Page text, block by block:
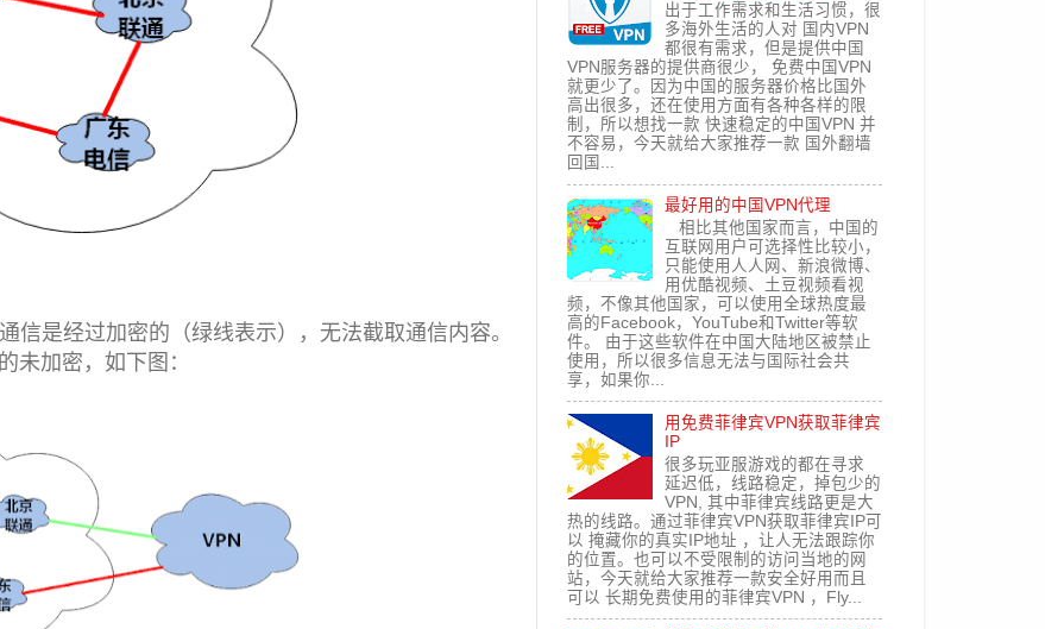
信是经过加密的（绿线表示），无法截取通信内容。
未加密，如下图：
出于工作需求和生活习惯，很
多海外生活的人对 国内VPN
都很有需求，但是提供中国
VPN服务器的提供商很少， 免费中国VPN
就更少了。因为中国的服务器价格比国外
高出很多，还在使用方面有各种各样的限
制，所以想找一款 快速稳定的中国VPN 并
不容易，今天就给大家推荐一款 国外翻墙
回国...
最好用的中国VPN代理
相比其他国家而言，中国的
互联网用户可选择性比较小，
只能使用人人网、新浪微博、
用优酷视频、土豆视频看视
频，不像其他国家，可以使用全球热度最
高的Facebook，YouTube和Twitter等软
件。 由于这些软件在中国大陆地区被禁止
使用，所以很多信息无法与国际社会共
享，如果你...
用免费菲律宾VPN获取菲律宾
IP
很多玩亚服游戏的都在寻求
延迟低，线路稳定，掉包少的
VPN, 其中菲律宾线路更是大
热的线路。通过菲律宾VPN获取菲律宾IP可
以 掩藏你的真实IP地址 ，让人无法跟踪你
的位置。也可以不受限制的访问当地的网
站，今天就给大家推荐一款安全好用而且
可以 长期免费使用的菲律宾VPN ，Fly...